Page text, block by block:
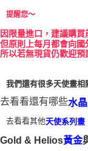
賣家宅配幫您送（台
每筆NT$80，滿
郵局幫你送（離島）
付款後門市自取
提醒您～
因 限量進口，建議購
但原則上每月都會向國
所以若無現貨仍歡迎預
我們還有很多天使畫相
去看看還有哪些水
去看看其他天使系列畫
Gold & Helios黃金